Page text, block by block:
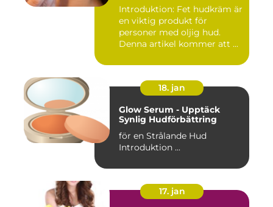
Introduktion: Fet hudkräm är
en viktig produkt för
personer med oljig hud.
Denna artikel kommer att ...
18. jan
Glow Serum - Upptäck
Synlig Hudförbättring
för en Strålande Hud
Introduktion ...
17. jan